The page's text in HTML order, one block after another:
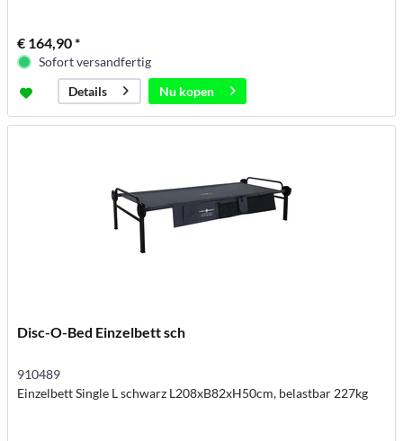
€ 164,90 *
Sofort versandfertig
Details
Nu kopen
Disc-O-Bed Einzelbett sch
910489
Einzelbett Single L schwarz L208xB82xH50cm, belastbar 227kg